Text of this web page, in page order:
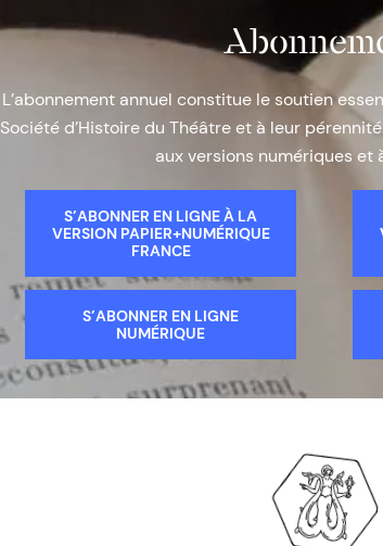
L’abonnement annuel constitue le soutien
Société d’Histoire du Théâtre et à leur
aux versions numériques et
S’ABONNER EN LIGNE À LA
VERSION PAPIER+NUMÉRIQUE
FRANCE
S’ABONNER EN LIGNE
NUMÉRIQUE